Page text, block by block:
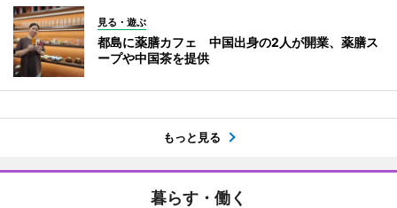
見る・遊ぶ
都島に薬膳カフェ 中国出身の2人が開業、薬膳ス
ープや中国茶を提供
もっと見る
暮らす・働く